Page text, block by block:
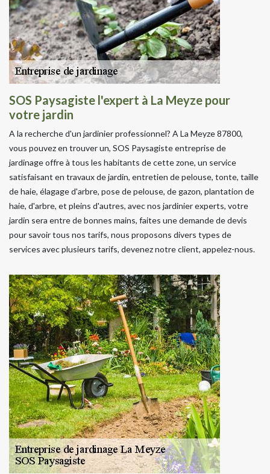
SOS Paysagiste l'expert à La Meyze pour
votre jardin
A la recherche d'un jardinier professionnel? A La Meyze 87800,
vous pouvez en trouver un, SOS Paysagiste entreprise de
jardinage offre à tous les habitants de cette zone, un service
satisfaisant en travaux de jardin, entretien de pelouse, tonte, taille
de haie, élagage d'arbre, pose de pelouse, de gazon, plantation de
haie, d'arbre, et pleins d'autres, avec nos jardinier experts, votre
jardin sera entre de bonnes mains, faites une demande de devis
pour savoir tous nos tarifs, nous proposons divers types de
services avec plusieurs tarifs, devenez notre client, appelez-nous.